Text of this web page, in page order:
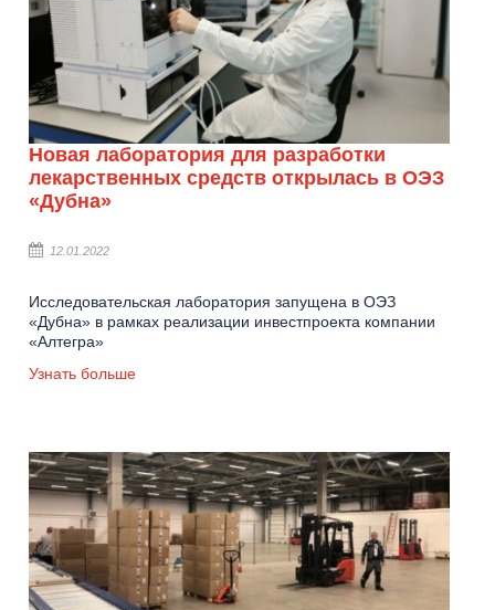
Новая лаборатория для разработки
лекарственных средств открылась в ОЭЗ
«Дубна»
12.01.2022
Исследовательская лаборатория запущена в ОЭЗ
«Дубна» в рамках реализации инвестпроекта компании
«Алтегра»
Узнать больше